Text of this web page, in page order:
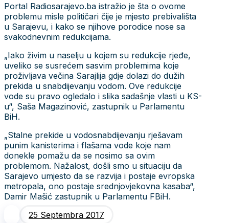
Portal Radiosarajevo.ba istražio je šta o ovome
problemu misle političari čije je mjesto prebivališta
u Sarajevu, i kako se njihove porodice nose sa
svakodnevnim redukcijama.
„Iako živim u naselju u kojem su redukcije rjeđe,
uveliko se susrećem sasvim problemima koje
proživljava večina Sarajlija gdje dolazi do dužih
prekida u snabdijevanju vodom. Ove redukcije
vode su pravo ogledalo i slika sadašnje vlasti u KS-
u“, Saša Magazinović, zastupnik u Parlamentu
BiH.
„Stalne prekide u vodosnabdijevanju rješavam
punim kanisterima i flašama vode koje nam
donekle pomažu da se nosimo sa ovim
problemom. Nažalost, došli smo u situaciju da
Sarajevo umjesto da se razvija i postaje evropska
metropala, ono postaje srednjovjekovna kasaba“,
Damir Mašić zastupnik u Parlamentu FBiH.
25 Septembra 2017